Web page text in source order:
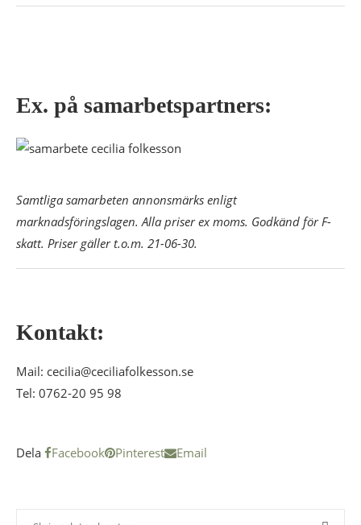
Ex. på samarbetspartners:
Samtliga samarbeten annonsmärks enligt
marknadsföringslagen.Alla priser ex moms. Godkänd för F-
skatt. Priser gäller t.o.m. 21-06-30.
Kontakt:
Mail: cecilia@ceciliafolkesson.se
Tel: 0762-20 95 98
Dela Facebook Pinterest Email